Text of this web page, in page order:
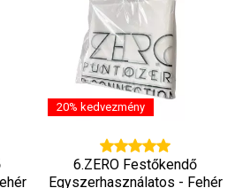
20% kedvezmény
6.ZERO Festőkendő
Egyszerhasználatos - Fehér